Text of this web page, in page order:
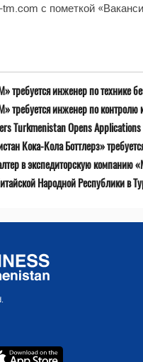
с пометкой
требуется инженер по технике
требуется инженер по контролю
Turkmenistan Opens
Кока-Кола Боттлерз»
в экспедиторскую компанию
Народной Республики в